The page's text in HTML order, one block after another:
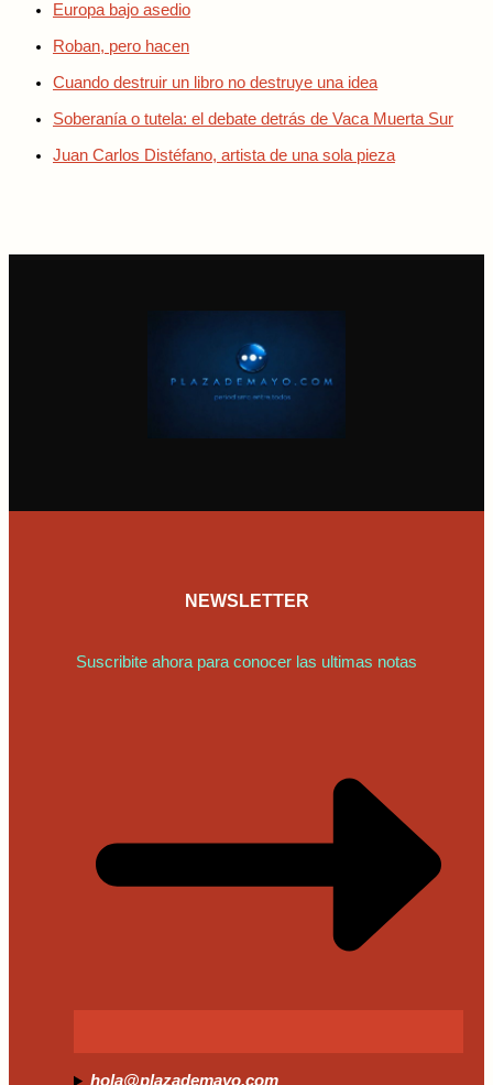
Europa bajo asedio
Roban, pero hacen
Cuando destruir un libro no destruye una idea
Soberanía o tutela: el debate detrás de Vaca Muerta Sur
Juan Carlos Distéfano, artista de una sola pieza
NEWSLETTER
Suscribite ahora para conocer las ultimas notas
hola@plazademayo.com